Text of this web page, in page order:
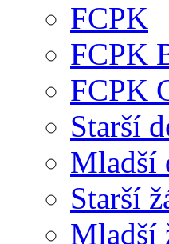
FCPK
FCPK
FCPK
Starší
Mladší
Starší
Mladší